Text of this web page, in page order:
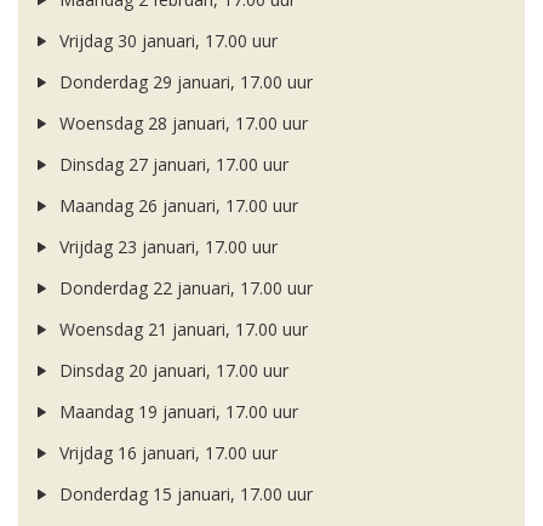
Vrijdag 30 januari, 17.00 uur
Donderdag 29 januari, 17.00 uur
Woensdag 28 januari, 17.00 uur
Dinsdag 27 januari, 17.00 uur
Maandag 26 januari, 17.00 uur
Vrijdag 23 januari, 17.00 uur
Donderdag 22 januari, 17.00 uur
Woensdag 21 januari, 17.00 uur
Dinsdag 20 januari, 17.00 uur
Maandag 19 januari, 17.00 uur
Vrijdag 16 januari, 17.00 uur
Donderdag 15 januari, 17.00 uur